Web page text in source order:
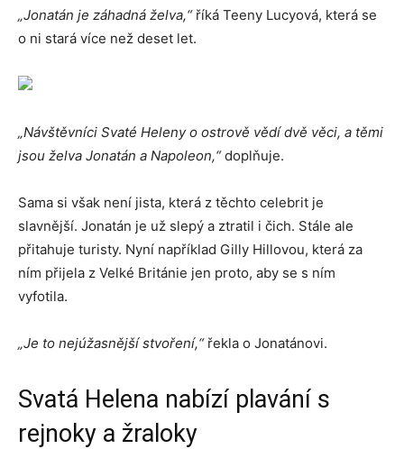
„Jonatán je záhadná želva,“říká Teeny Lucyová, která se
o ni stará více než deset let.
„Návštěvníci Svaté Heleny o ostrově vědí dvě věci, a těmi
jsou želva Jonatán a Napoleon,“doplňuje.
Sama si však není jista, která z těchto celebrit je
slavnější. Jonatán je už slepý a ztratil i čich. Stále ale
přitahuje turisty. Nyní například Gilly Hillovou, která za
ním přijela z Velké Británie jen proto, aby se s ním
vyfotila.
„Je to nejúžasnější stvoření,“řekla o Jonatánovi.
Svatá Helena nabízí plavání s
rejnoky a žraloky